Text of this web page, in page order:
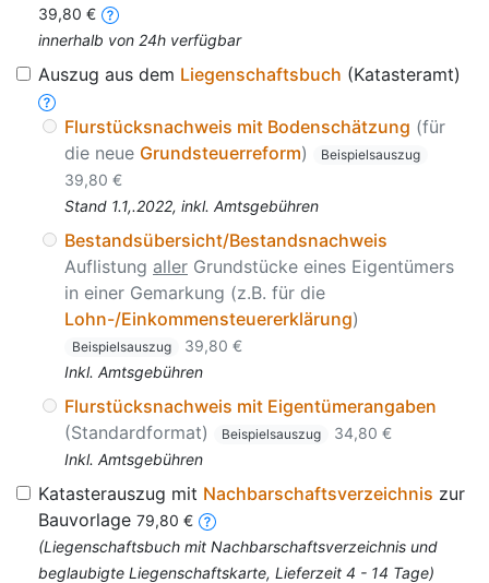
39,80 €
innerhalb von 24h verfügbar
Auszug aus dem Liegenschaftsbuch (Katasteramt)
Flurstücksnachweis mit Bodenschätzung (für
die neue Grundsteuerreform) Beispielsauszug
39,80 €
Stand 1.1,.2022, inkl. Amtsgebühren
Bestandsübersicht/Bestandsnachweis
Auflistung aller Grundstücke eines Eigentümers
in einer Gemarkung (z.B. für die
Lohn-/Einkommensteuererklärung)
Beispielsauszug
39,80 €
Inkl. Amtsgebühren
Flurstücksnachweis mit Eigentümerangaben
(Standardformat)
Beispielsauszug
34,80 €
Inkl. Amtsgebühren
Katasterauszug mit Nachbarschaftsverzeichnis zur
Bauvorlage 79,80 €
(Liegenschaftsbuch mit Nachbarschaftsverzeichnis und
beglaubigte Liegenschaftskarte, Lieferzeit 4 - 14 Tage)